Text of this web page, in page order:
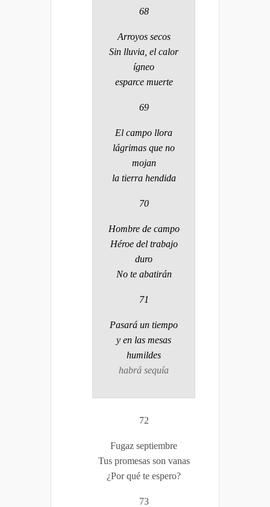
68
Arroyos secos
Sin lluvia, el calor
ígneo
esparce muerte
69
El campo llora
lágrimas que no
mojan
la tierra hendida
70
Hombre de campo
Héroe del trabajo
duro
No te abatirán
71
Pasará un tiempo
y en las mesas
humildes
habrá sequía
72
Fugaz septiembre
Tus promesas son vanas
¿Por qué te espero?
73